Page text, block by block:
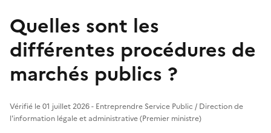
Quelles sont les
différentes procédures de
marchés publics ?
Vérifié le 01 juillet 2026 - Entreprendre Service Public / Direction de
l'information légale et administrative (Premier ministre)